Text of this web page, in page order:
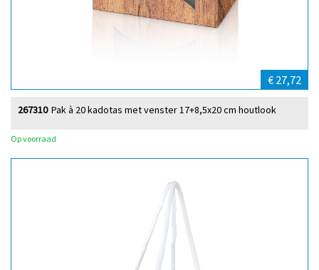
€ 27,72
Pak à 20 kadotas met venster 17+8,5x20 cm houtlook
267310
Op voorraad